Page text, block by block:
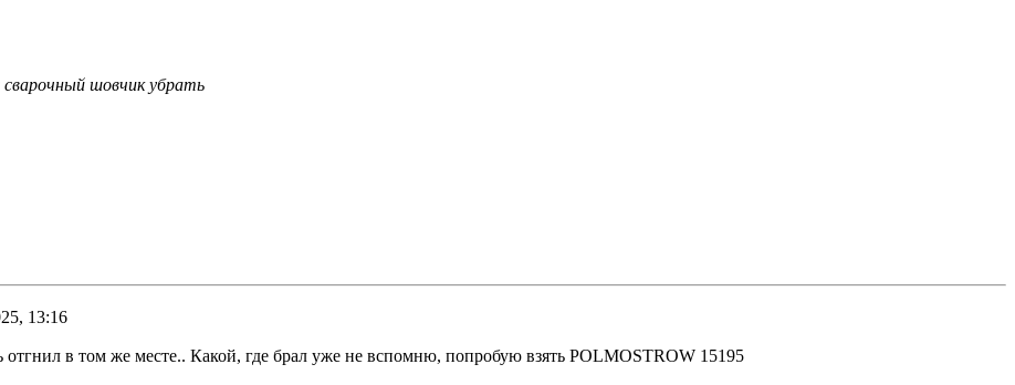
сварочный шовчик убрать
13:16
в том же месте.. Какой, где брал уже не вспомню, попробую взять POLMOSTROW 15195